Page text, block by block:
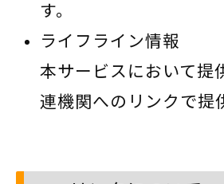
す。
ライフライン情報
本サービスにおいて提
連機関へのリンクで提